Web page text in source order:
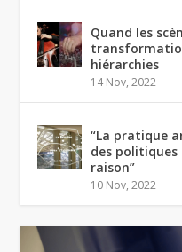
Quand les
hiérarchies
14 Nov, 2022
“La pratique
des
raison”
10 Nov, 2022